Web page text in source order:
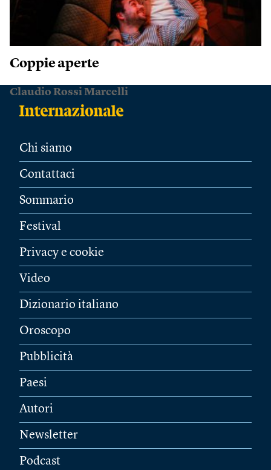
Coppie aperte
Claudio Rossi Marcelli
Chi siamo
Contattaci
Sommario
Festival
Privacy e cookie
Video
Dizionario italiano
Oroscopo
Pubblicità
Paesi
Autori
Newsletter
Podcast